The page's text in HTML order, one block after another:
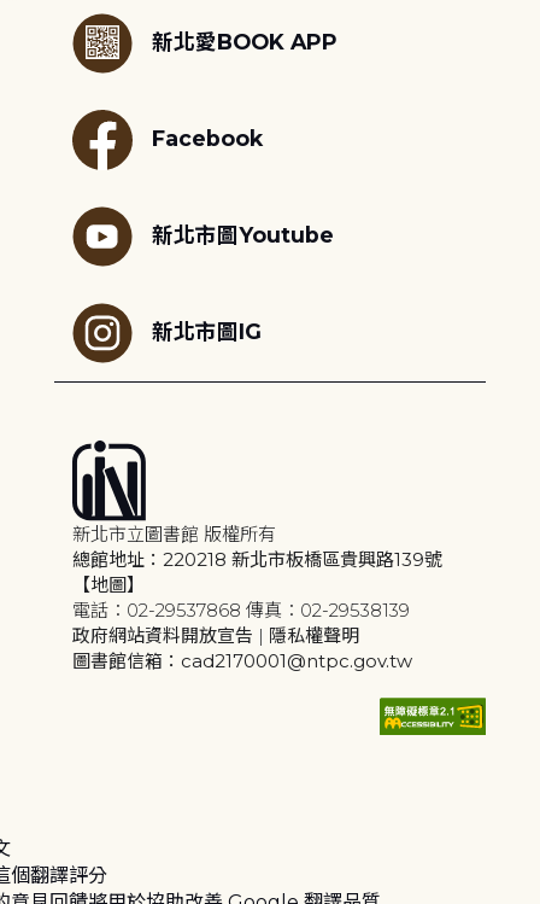
新北愛BOOK APP
Facebook
新北市圖Youtube
新北市圖IG
新北市立圖書館 版權所有
總館地址：220218 新北市板橋區貴興路139號
【地圖】
電話：02-29537868 傳真：02-29538139
政府網站資料開放宣告 | 隱私權聲明
圖書館信箱：cad2170001@ntpc.gov.tw
個翻譯評分